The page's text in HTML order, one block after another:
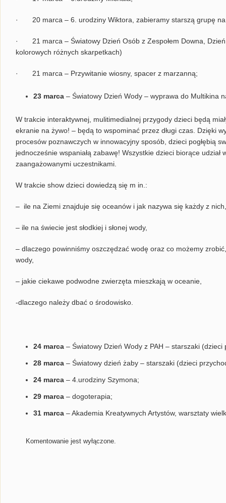
· 20 marca – 6. urodziny Wiktora, zabieramy starszą grupę na
· 21 marca – Światowy Dzień Osób z Zespołem Downa,
kolorowych różnych skarpetkach)
· 21 marca – Przywitanie wiosny, spacer z marzanną;
23 marca – Światowy Dzień Wody – wyprawa do Multikina
W trakcie interaktywnej, mulitimedialnej przygody dzieci będą
ekranie na żywo! – będą to wspominać przez długi czas. Dzięki
procesów poznawczych w innowacyjny sposób, dzieci pogłębią
jednocześnie wspaniałą zabawę! Wszystkie dzieci biorące
zaangażowanymi uczestnikami.
W trakcie show dzieci dowiedzą się m in.:
– ile na Ziemi znajduje się oceanów i jak nazywa się każdy z nich,
– ile na świecie jest słodkiej i słonej wody,
– dlaczego powinniśmy oszczędzać wodę oraz co możemy
wody,
– jakie ciekawe podwodne zwierzęta mieszkają w oceanie,
-dlaczego należy dbać o środowisko.
24 marca – Światowy Dzień Wody z PAH – starszaki
28 marca – Światowy dzień żaby – starszaki (dzieci
24 marca – 4.urodziny Szymona;
29 marca – dogoterapia;
31 marca – Akademia Kreatywnych Artystów, warsztaty
Komentowanie jest wyłączone.